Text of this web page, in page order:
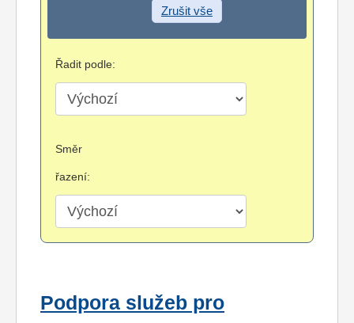
Zrušit vše
Řadit podle:
Směr
řazení:
Podpora služeb pro